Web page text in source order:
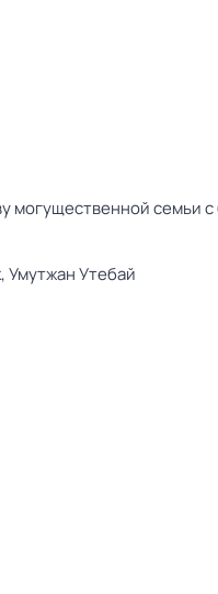
могущественной
Умутжан Утебай